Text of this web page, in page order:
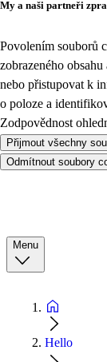
My a naši partneři
Povolením souborů
zobrazeného
nebo přistupovat k
o poloze a
Zodpovědnost
Přijmout všechny
Odmítnout soubory
Menu
Hello